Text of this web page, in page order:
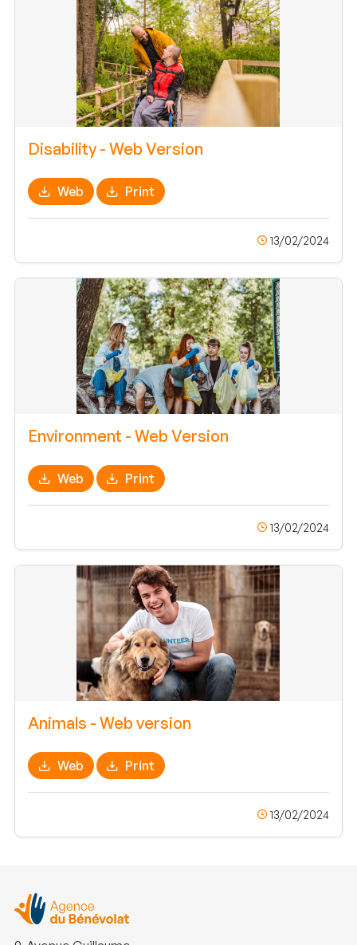
Disability - Web Version
Web Print
13/02/2024
Environment - Web Version
Web Print
13/02/2024
Animals - Web version
Web Print
13/02/2024